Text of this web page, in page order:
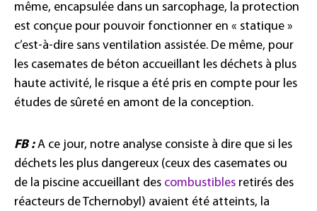
même, encapsulée dans un sarcophage, la protection
est conçue pour pouvoir fonctionner en « statique »
c’est-à-dire sans ventilation assistée. De même, pour
les casemates de béton accueillant les déchets à plus
haute activité, le risque a été pris en compte pour les
études de sûreté en amont de la conception.
FB : A ce jour, notre analyse consiste à dire que si les
déchets les plus dangereux (ceux des casemates ou
de la piscine accueillant des combustibles retirés des
réacteurs de Tchernobyl) avaient été atteints, la